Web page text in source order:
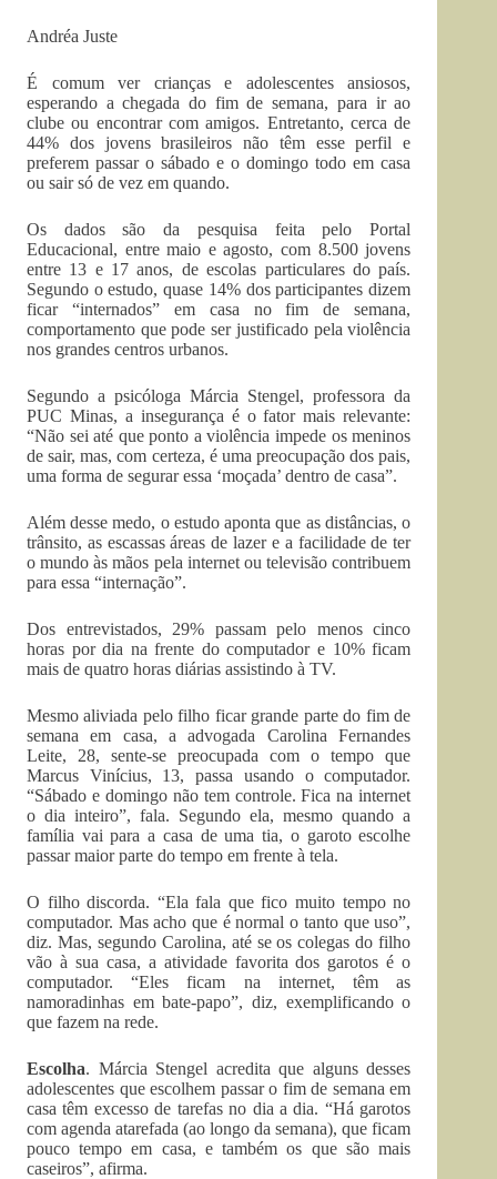
Andréa Juste
É comum ver crianças e adolescentes ansiosos,
esperando a chegada do fim de semana, para ir ao
clube ou encontrar com amigos. Entretanto, cerca de
44% dos jovens brasileiros não têm esse perfil e
preferem passar o sábado e o domingo todo em casa
ou sair só de vez em quando.
Os dados são da pesquisa feita pelo Portal
Educacional, entre maio e agosto, com 8.500 jovens
entre 13 e 17 anos, de escolas particulares do país.
Segundo o estudo, quase 14% dos participantes dizem
ficar “internados” em casa no fim de semana,
comportamento que pode ser justificado pela violência
nos grandes centros urbanos.
Segundo a psicóloga Márcia Stengel, professora da
PUC Minas, a insegurança é o fator mais relevante:
“Não sei até que ponto a violência impede os meninos
de sair, mas, com certeza, é uma preocupação dos pais,
uma forma de segurar essa ‘moçada’ dentro de casa”.
Além desse medo, o estudo aponta que as distâncias, o
trânsito, as escassas áreas de lazer e a facilidade de ter
o mundo às mãos pela internet ou televisão contribuem
para essa “internação”.
Dos entrevistados, 29% passam pelo menos cinco
horas por dia na frente do computador e 10% ficam
mais de quatro horas diárias assistindo à TV.
Mesmo aliviada pelo filho ficar grande parte do fim de
semana em casa, a advogada Carolina Fernandes
Leite, 28, sente-se preocupada com o tempo que
Marcus Vinícius, 13, passa usando o computador.
“Sábado e domingo não tem controle. Fica na internet
o dia inteiro”, fala. Segundo ela, mesmo quando a
família vai para a casa de uma tia, o garoto escolhe
passar maior parte do tempo em frente à tela.
O filho discorda. “Ela fala que fico muito tempo no
computador. Mas acho que é normal o tanto que uso”,
diz. Mas, segundo Carolina, até se os colegas do filho
vão à sua casa, a atividade favorita dos garotos é o
computador. “Eles ficam na internet, têm as
namoradinhas em bate-papo”, diz, exemplificando o
que fazem na rede.
Escolha. Márcia Stengel acredita que alguns desses
adolescentes que escolhem passar o fim de semana em
casa têm excesso de tarefas no dia a dia. “Há garotos
com agenda atarefada (ao longo da semana), que ficam
pouco tempo em casa, e também os que são mais
caseiros”, afirma.